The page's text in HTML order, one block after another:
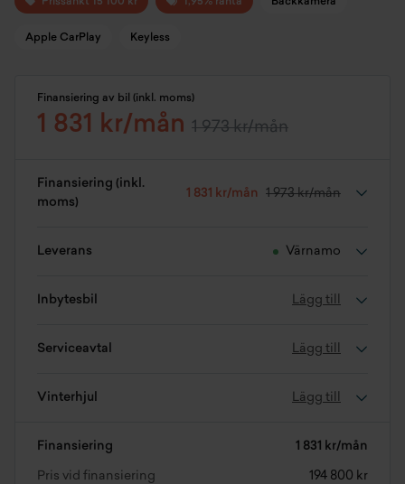
Apple CarPlay Keyless
Finansiering av bil (inkl. moms)
1 831 kr/mån 1 973 kr/mån
Finansiering (inkl.
moms)
1 831 kr/mån 1 973 kr/mån
Leverans Värnamo
Inbytesbil Lägg till
Serviceavtal Lägg till
Vinterhjul Lägg till
Finansiering 1 831 kr/mån
Pris vid finansiering 194 800 kr